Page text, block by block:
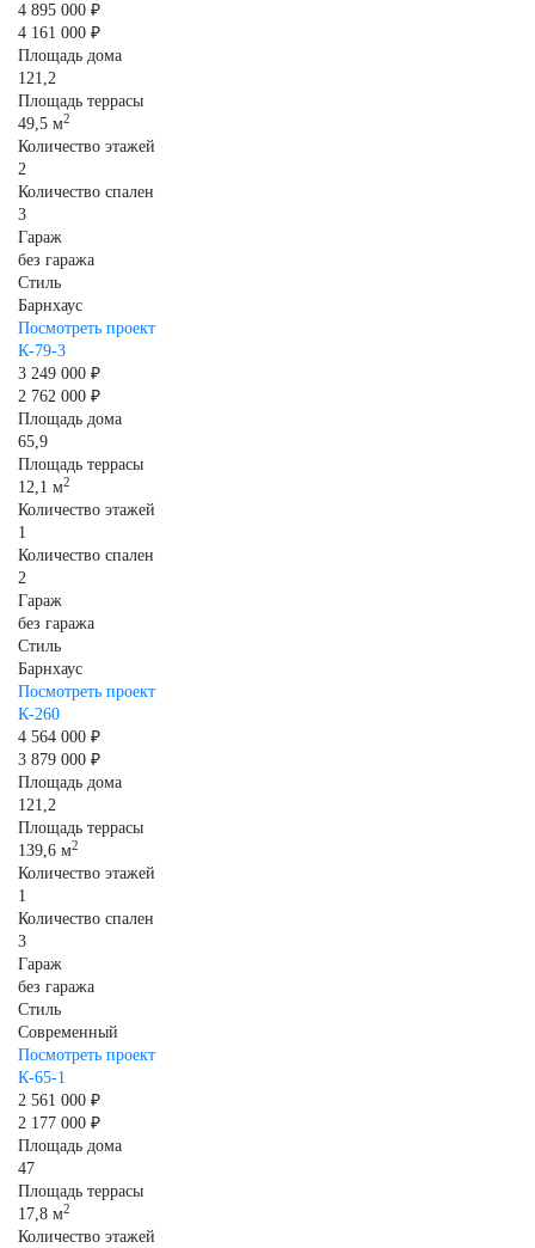
4 895 000 ₽
4 161 000 ₽
Площадь дома
121,2
Площадь террасы
49,5 м2
Количество этажей
2
Количество спален
3
Гараж
без гаража
Стиль
Барнхаус
Посмотреть проект
К-79-3
3 249 000 ₽
2 762 000 ₽
Площадь дома
65,9
Площадь террасы
12,1 м2
Количество этажей
1
Количество спален
2
Гараж
без гаража
Стиль
Барнхаус
Посмотреть проект
К-260
4 564 000 ₽
3 879 000 ₽
Площадь дома
121,2
Площадь террасы
139,6 м2
Количество этажей
1
Количество спален
3
Гараж
без гаража
Стиль
Современный
Посмотреть проект
К-65-1
2 561 000 ₽
2 177 000 ₽
Площадь дома
47
Площадь террасы
17,8 м2
Количество этажей